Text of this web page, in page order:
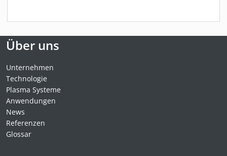
Über uns
Unternehmen
Technologie
Plasma Systeme
Anwendungen
News
Referenzen
Glossar